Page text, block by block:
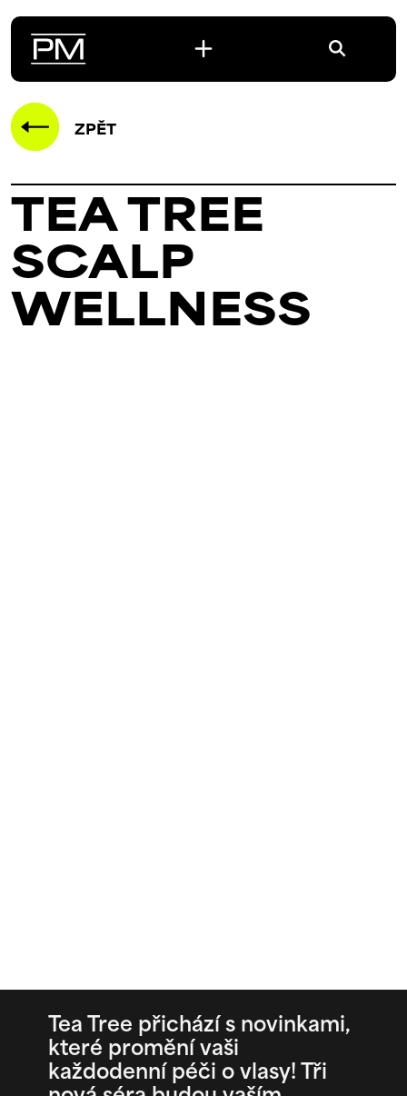
ZPĚT
TEA TREE
SCALP
WELLNESS
Tea Tree přichází s novinkami,
které promění vaši
každodenní péči o vlasy! Tři